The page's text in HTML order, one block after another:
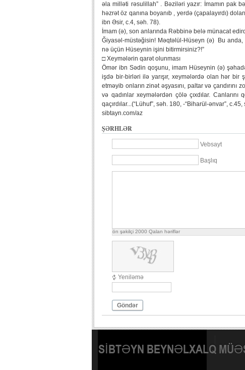
əla milləti rəsulillah” . Bəziləri yazır: İmamın pak
həzrət öz qanına boyanıb , yerdə (çapalayırdı)
ibn Əsir, c.4, səh. 78).
İmam (ə), son anlarında Rəbbinə belə münacat
Ğiyasəl-müstəğisin! Məqtəlül-Hüseyn (ə) Bu
nə üçün Hüseynin işini bitirmirsiniz?!”
□ Xeymələrin qarət olunması
Ömər ibn Sədin qoşunu, imam Hüseynin (ə)
işdə bir-birləri ilə yarışır, xeymələrdə olan hər bir
etməyib onların zinət əşyasını, paltar və
və qadınlar xeymələrdən çölə çıxdılar.
qaçırdılar...(“Lühuf”, səh. 180, -“Biharül-ənvar”,
sibtayn.com/az
ŞƏRHLƏR
Vebsayt
Başlıq
ön şəkilçi 2000 Qalan həriflər
Yeniləmə
Göndər
SİBTƏYN BEYNƏLXALQ